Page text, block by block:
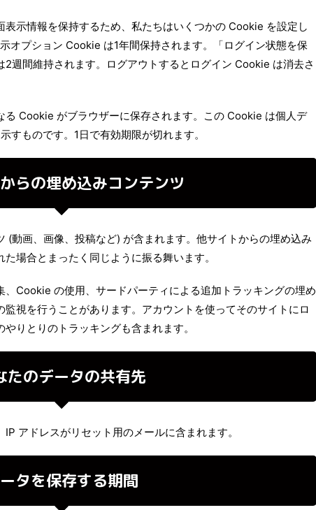
示情報を保持するため、私たちはいくつかの Cookie を設定し
オプション Cookie は1年間保持されます。「ログイン状態を保
週間維持されます。ログアウトするとログイン Cookie は消去さ
る Cookie がブラウザーに保存されます。この Cookie は個人デ
すものです。1日で有効期限が切れます。
らの埋め込みコンテンツ
(動画、画像、投稿など) が含まれます。他サイトからの埋め込み
場合とまったく同じように振る舞います。
、Cookie の使用、サードパーティによる追加トラッキングの埋め
視を行うことがあります。アカウントを使ってそのサイトにロ
りとりのトラッキングも含まれます。
たのデータの共有先
アドレスがリセット用のメールに含まれます。
タを保存する期間